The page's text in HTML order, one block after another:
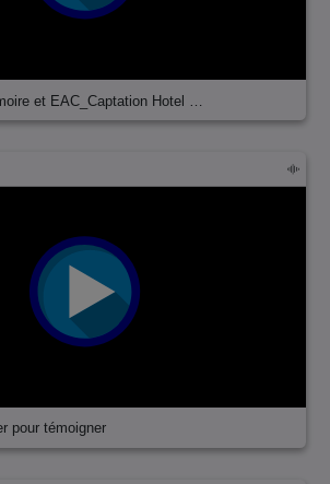
et EAC_Captation Hotel …
pour témoigner